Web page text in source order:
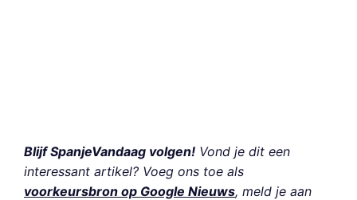
Blijf SpanjeVandaag volgen! Vond je dit een
interessant artikel? Voeg ons toe als
voorkeursbron op Google Nieuws, meld je aan